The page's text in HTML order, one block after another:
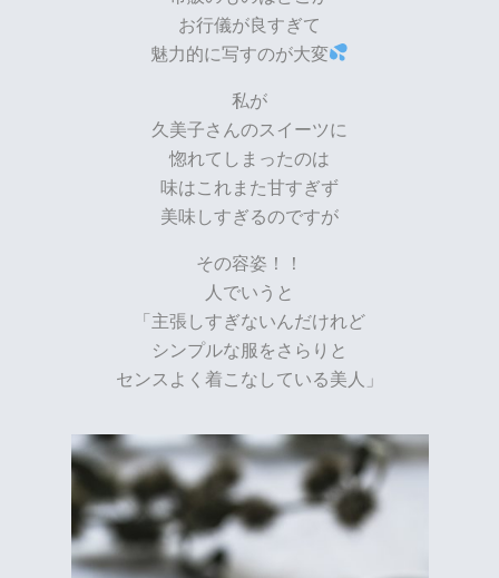
お行儀が良すぎて
魅力的に写すのが大変
私が
久美子さんのスイーツに
惚れてしまったのは
味はこれまた甘すぎず
美味しすぎるのですが
その容姿！！
人でいうと
「主張しすぎないんだけれど
シンプルな服をさらりと
センスよく着こなしている美人」